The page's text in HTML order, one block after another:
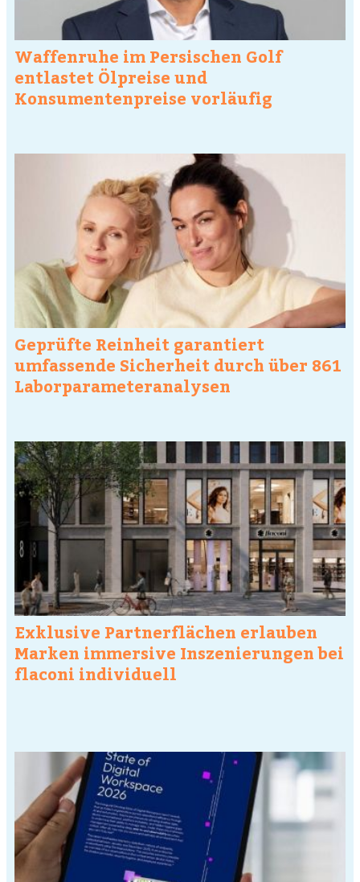
Waffenruhe im Persischen Golf
entlastet Ölpreise und
Konsumentenpreise vorläufig
Geprüfte Reinheit garantiert
umfassende Sicherheit durch über 861
Laborparameteranalysen
Exklusive Partnerflächen erlauben
Marken immersive Inszenierungen bei
flaconi individuell